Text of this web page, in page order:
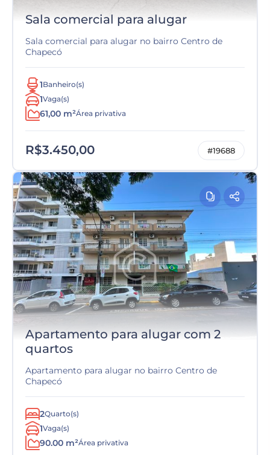
Sala comercial para alugar
Sala comercial para alugar no bairro Centro de
Chapecó
1Banheiro(s)
1Vaga(s)
61,00 m²Área privativa
R$3.450,00 #19688
Apartamento para alugar com 2
quartos
Apartamento para alugar no bairro Centro de
Chapecó
2Quarto(s)
1Vaga(s)
90.00 m²Área privativa